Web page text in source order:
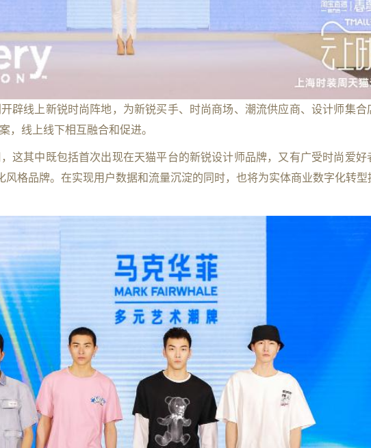
辟线上新锐时尚阵地，为新锐买手、时尚商场、潮流供应商、设计师集合
，线上线下相互融合和促进。
这其中既包括首次出现在天猫平台的新锐设计师品牌，又有广受时尚爱好
风格品牌。在实现用户数据和流量沉淀的同时，也将为实体商业数字化转型